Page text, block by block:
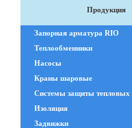
Продукция
Запорная арматура RIO
Теплообменники
Насосы
Краны шаровые
Системы защиты тепловых
Изоляция
Задвижки